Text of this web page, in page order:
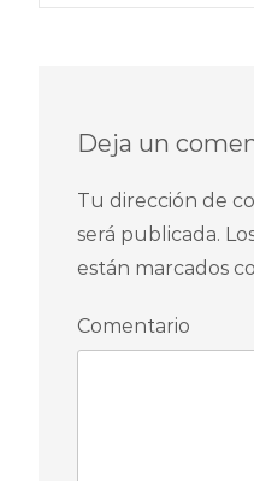
Deja un
Tu dirección de
será publicada.
están marcados
Comentario